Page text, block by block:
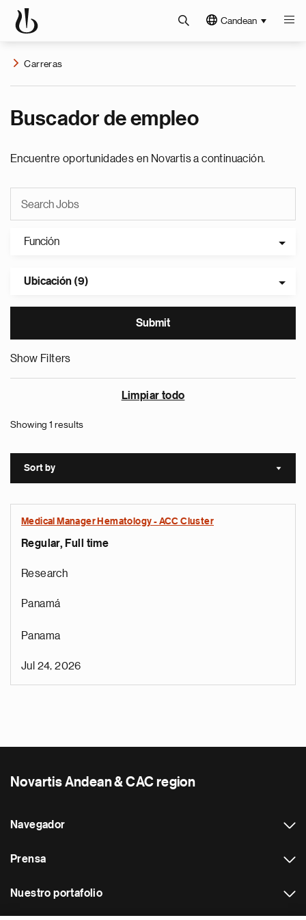
Candean
Carreras
Buscador de empleo
Encuentre oportunidades en Novartis a continuación.
Función
Ubicación (9)
Show Filters
Limpiar todo
Showing 1 results
Sort by Sort
Medical Manager Hematology - ACC Cluster
Regular, Full time
Research
Panamá
Panama
Jul 24, 2026
Novartis Andean & CAC region
Navegador
Prensa
Nuestro portafolio